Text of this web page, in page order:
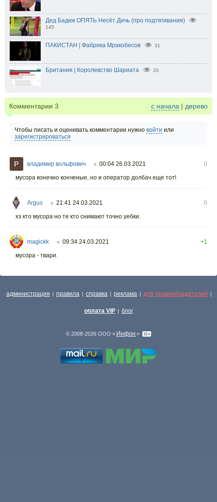
Дед Бадюк ОПЯТЬ Несёт Дичь (про подтягивания)
145
ПАКИСТАН | Фабрика Мракобесов 31
Британия | Королевство Шариата 20
Комментарии 3 с начала | дерево
Чтобы писать и оценивать комментарии нужно войти или
зарегистрироваться
владимир вольфович ○ 00:04 26.03.2021
0
мусора конечно конченые, но и оператор долбач еще тот!
Argus ○ 21:41 24.03.2021
0
хз кто мусора но те кто снимают точно уебки.
magickk ○ 09:34 24.03.2021
+1
мусора - твари.
администрация | правила | справка | реклама | для правообладателей |
оплата VIP | блог
© 2008-2026 ООО « Инфон »